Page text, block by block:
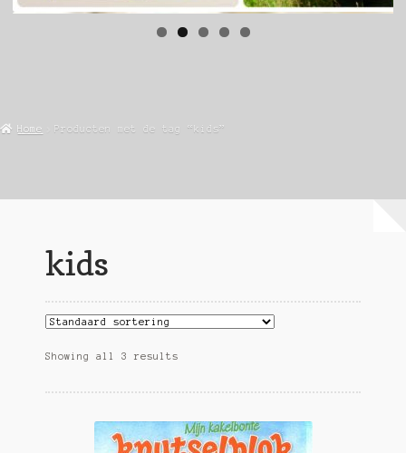
Home Producten met de tag “kids”
kids
Showing all 3 results